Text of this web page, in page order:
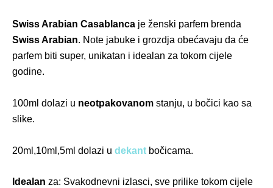
Swiss Arabian Casablanca je ženski parfem brenda
Swiss Arabian. Note jabuke i grozdja obećavaju da će
parfem biti super, unikatan i idealan za tokom cijele
godine.
100ml dolazi u neotpakovanom stanju, u bočici kao sa
slike.
20ml,10ml,5ml dolazi u dekant bočicama.
Idealan za: Svakodnevni izlasci, sve prilike tokom cijele